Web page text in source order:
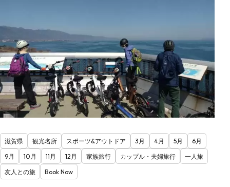
滋賀県 観光名所 スポーツ&アウトドア 3月 4月 5月
6月
9月
10月 11月 12月 家族旅行 カップル・夫婦旅行
一人旅
友人との旅
Book Now